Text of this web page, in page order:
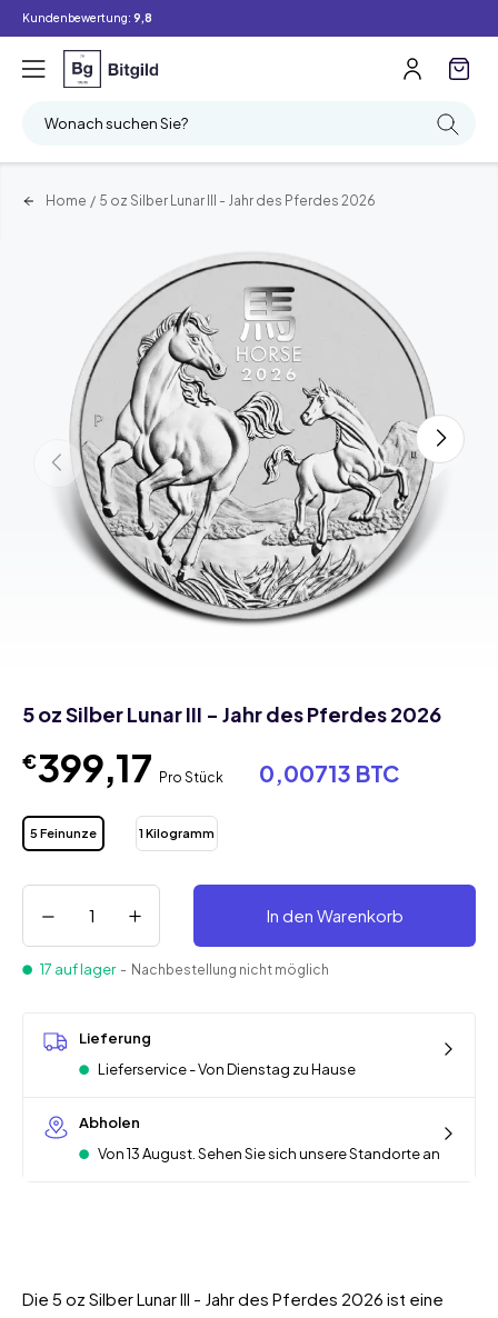
Kundenbewertung: 9,8
Wonach suchen Sie?
Home / 5 oz Silber Lunar III - Jahr des Pferdes 2026
5 oz Silber Lunar III - Jahr des Pferdes 2026
€399,17 Pro Stück 0,00713 BTC
5 Feinunze 1 Kilogramm
In den Warenkorb
17 auf lager - Nachbestellung nicht möglich
Lieferung
Lieferservice - Von Dienstag zu Hause
Abholen
Von 13 August. Sehen Sie sich unsere Standorte an
Die 5 oz Silber Lunar III - Jahr des Pferdes 2026 ist eine